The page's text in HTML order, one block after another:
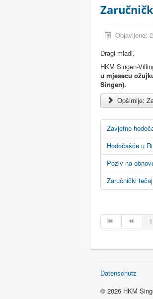
Objavljeno:
Dragi mladi,
HKM Singen-
u mjesecu
Singen).
Opširnije:
Zavjetno
Hodočašće u
Poziv na
Zaručnički
1
Datenschutz
© 2026 HKM